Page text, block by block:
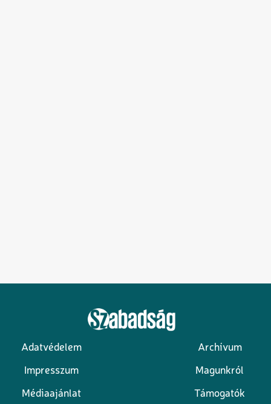
Lábléc
Adatvédelem Archívum
Impresszum Magunkról
Médiaajánlat Támogatók